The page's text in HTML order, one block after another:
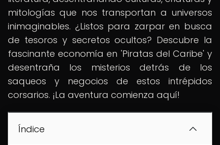
mitologías que nos transportan a universos
inimaginables. ¿Listos para zarpar en busca
de tesoros y secretos ocultos? Descubre la
fascinante economía en 'Piratas del Caribe' y
desentraña los misterios detrás de los
saqueos y negocios de estos intrépidos
corsarios. ¡La aventura comienza aquí!
Índice